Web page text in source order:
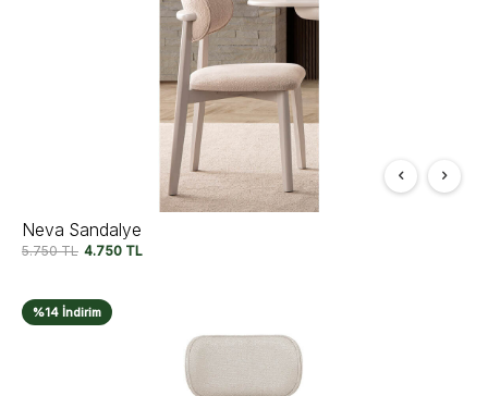
Neva Sandalye
5.750TL 4.750 TL
%14 İndirim